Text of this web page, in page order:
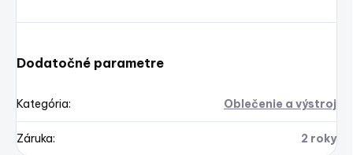
Dodatočné parametre
Kategória: Oblečenie a výstroj
Záruka: 2 roky